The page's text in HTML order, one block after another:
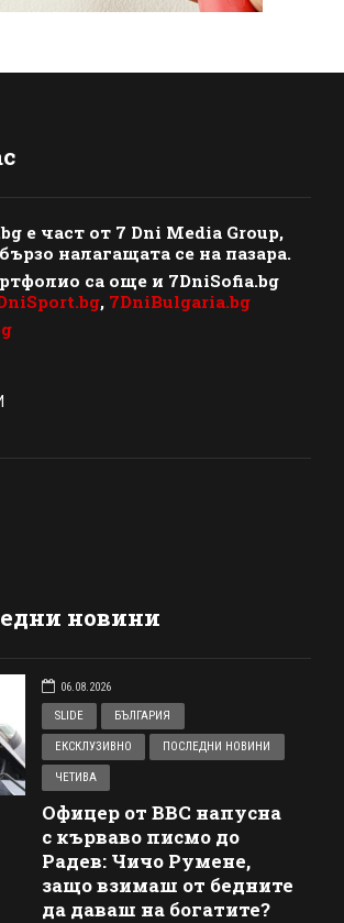
e част от 7 Dni Media Group,
налагащата се на пазара.
са още и 7DniSofia.bg
, 7DniBulgaria.bg
новини
06.08.2026
SLIDE
БЪЛГАРИЯ
ЕКСКЛУЗИВНО ПОСЛЕДНИ НОВИНИ
ЧЕТИВА
Офицер от ВВС напусна
с кърваво писмо до
Радев: Чичо Румене,
защо взимаш от бедните
да даваш на богатите?